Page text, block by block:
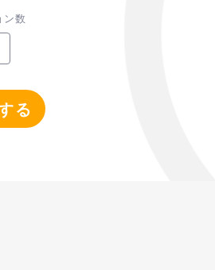
数
る